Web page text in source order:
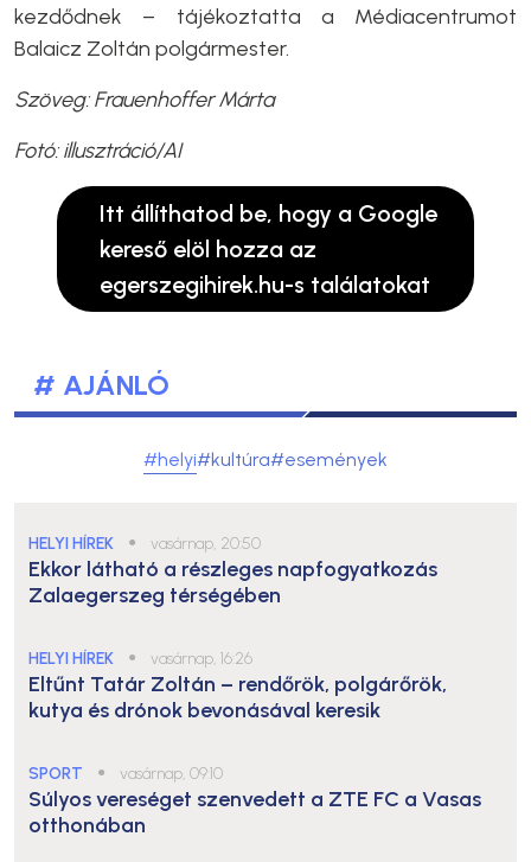
kezdődnek – tájékoztatta a Médiacentrumot
Balaicz Zoltán polgármester.
Szöveg: Frauenhoffer Márta
Fotó: illusztráció/AI
Itt állíthatod be, hogy a Google
kereső elöl hozza az
egerszegihirek.hu-s találatokat
# AJÁNLÓ
#helyi#kultúra#események
HELYI HÍREK ● vasárnap, 20:50
Ekkor látható a részleges napfogyatkozás
Zalaegerszeg térségében
HELYI HÍREK ● vasárnap, 16:26
Eltűnt Tatár Zoltán – rendőrök, polgárőrök,
kutya és drónok bevonásával keresik
SPORT ● vasárnap, 09:10
Súlyos vereséget szenvedett a ZTE FC a Vasas
otthonában